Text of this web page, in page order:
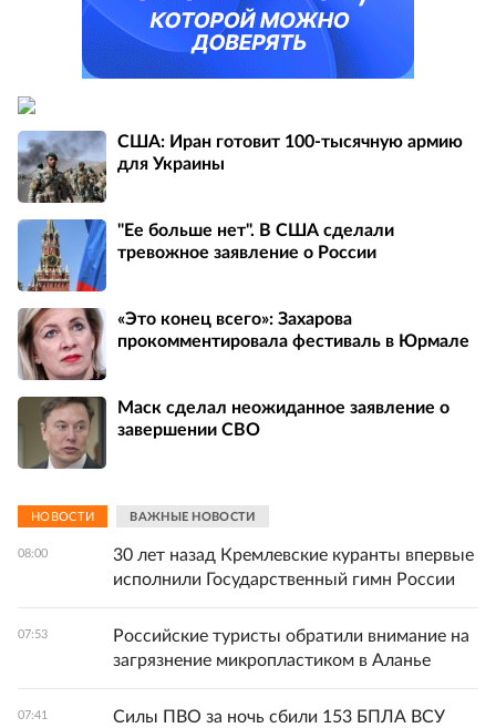
США: Иран готовит 100-тысячную армию
для Украины
"Ее больше нет". В США сделали
тревожное заявление о России
«Это конец всего»: Захарова
прокомментировала фестиваль в Юрмале
Маск сделал неожиданное заявление о
завершении СВО
НОВОСТИ ВАЖНЫЕ НОВОСТИ
08:00
30 лет назад Кремлевские куранты впервые
исполнили Государственный гимн России
07:53
Российские туристы обратили внимание на
загрязнение микропластиком в Аланье
07:41
Силы ПВО за ночь сбили 153 БПЛА ВСУ